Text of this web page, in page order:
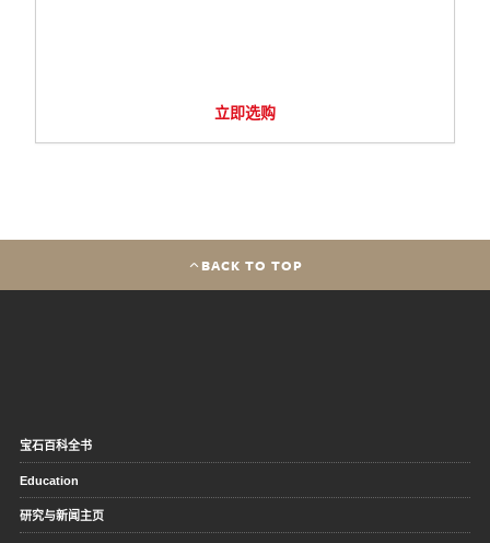
立即选购
BACK TO TOP
宝石百科全书
Education
研究与新闻主页